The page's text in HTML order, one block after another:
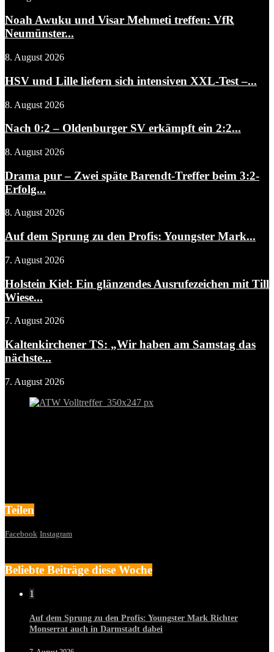
Noah Awuku und Visar Mehmeti treffen: VfR
Neumünster...
8. August 2026
HSV und Lille liefern sich intensiven XXL-Test –...
8. August 2026
Nach 0:2 – Oldenburger SV erkämpft ein 2:2...
8. August 2026
Drama pur – Zwei späte Barendt-Treffer beim 3:2-
Erfolg...
8. August 2026
Auf dem Sprung zu den Profis: Youngster Mark...
7. August 2026
Holstein Kiel: Ein glänzendes Ausrufezeichen mit Till
Wiese...
7. August 2026
Kaltenkirchener TS: „Wir haben am Samstag das
nächste...
7. August 2026
Teilen
Facebook Instagram
Beliebte Beiträge diese Woche
1
Auf dem Sprung zu den Profis: Youngster Mark Richter
Monserrat auch in Darmstadt dabei